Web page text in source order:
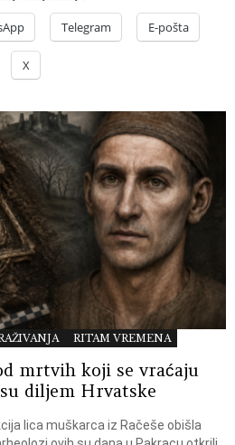
Telegram E-pošta
X
RITAM VREMENA
mrtvih koji se vraćaju
diljem Hrvatske
lica muškarca iz Račeše obišla